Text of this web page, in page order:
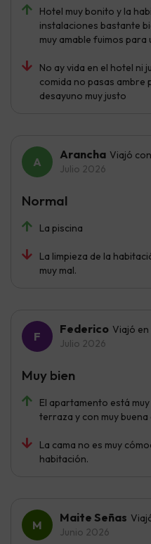
Hotel muy bonito y la
instalaciones bastante
muy amable fuimos para
No ay vida en el hotel ni
comida no pasas ambre
desayuno muy justo
Arancha Viajó
Julio 2026
La piscina
La limpieza de la
muy mal.
Normal
Federico Viajó en
Julio 2026
El apartamento está
terraza y con muy buena
La cama no es muy
habitación.
Muy bien
Maite Señas
Junio 2026